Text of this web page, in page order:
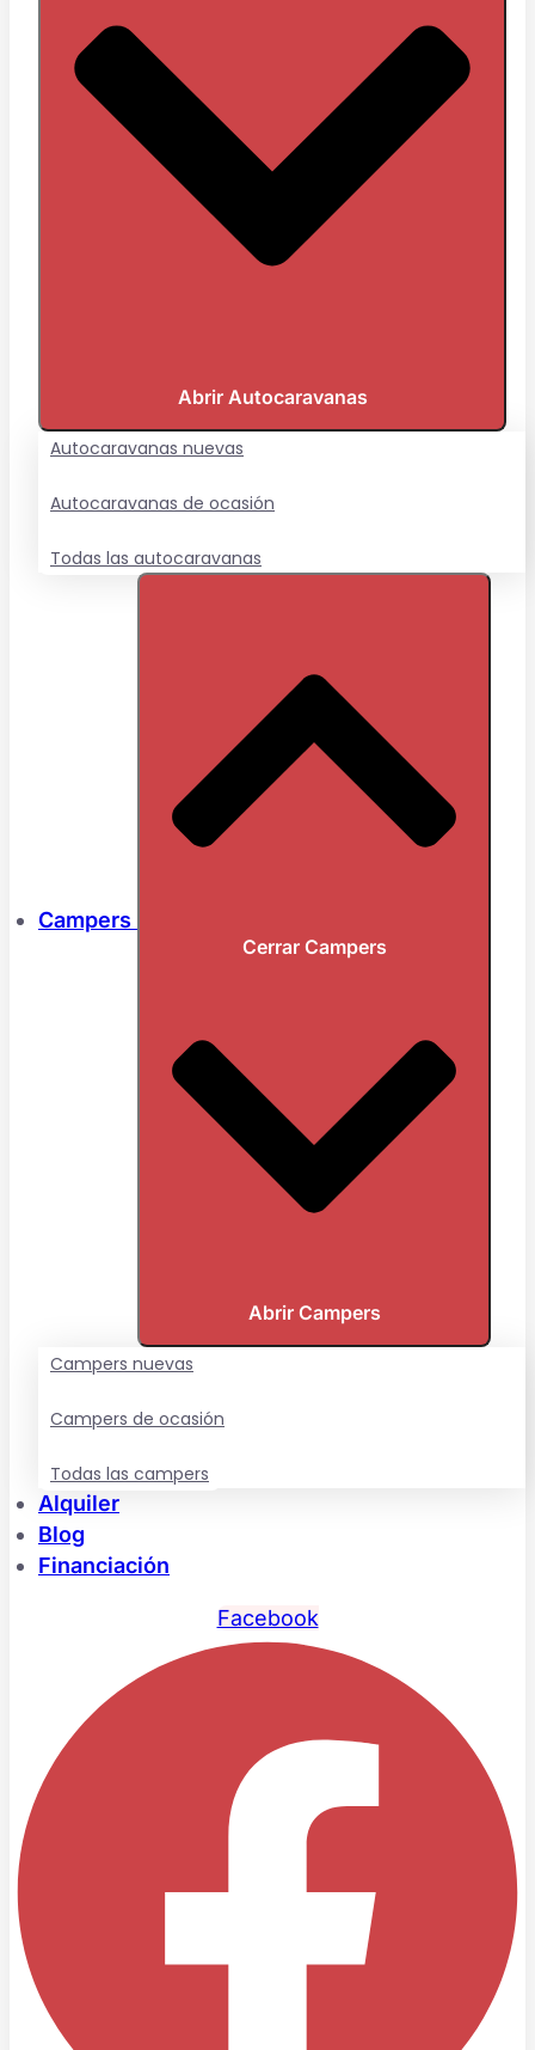
Abrir Autocaravanas
Autocaravanas nuevas
Autocaravanas de ocasión
Todas las autocaravanas
Campers
Cerrar Campers
Abrir Campers
Campers nuevas
Campers de ocasión
Todas las campers
Alquiler
Blog
Financiación
Facebook